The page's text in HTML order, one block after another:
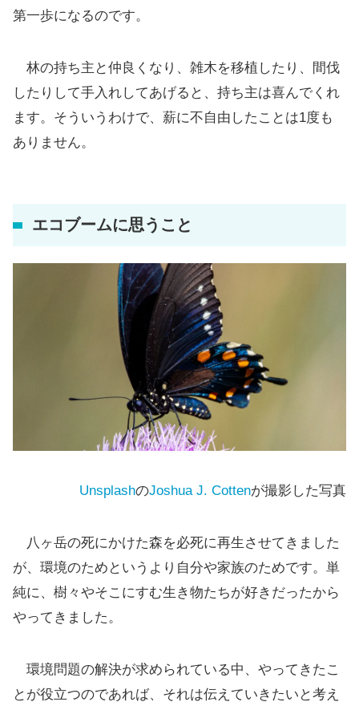
第一歩になるのです。
林の持ち主と仲良くなり、雑木を移植したり、間伐
したりして手入れしてあげると、持ち主は喜んでくれ
ます。そういうわけで、薪に不自由したことは1度も
ありません。
エコブームに思うこと
UnsplashのJoshua J. Cottenが撮影した写真
八ヶ岳の死にかけた森を必死に再生させてきました
が、環境のためというより自分や家族のためです。単
純に、樹々やそこにすむ生き物たちが好きだったから
やってきました。
環境問題の解決が求められている中、やってきたこ
とが役立つのであれば、それは伝えていきたいと考え